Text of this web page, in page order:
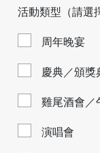
活動類型（請選
周年晚宴
慶典／頒獎
雞尾酒會／
演唱會